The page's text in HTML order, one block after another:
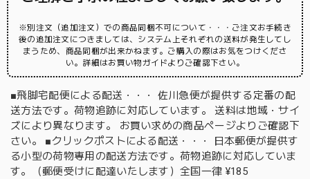
※別注文（追加注文）での商品同梱不可について・・・ご注文お手続き
後の追加注文につきましては、システム上それぞれの送料が発生してし
まうため、商品同梱が出来かねます。ご購入の際はお気をつけくださ
い。詳細はお買い物ガイドよりご確認下さい。
■飛脚宅配便による配送・・・ 佐川急便が提供する定番の配
送方法です。荷物追跡に対応しています。 送料は地域・サイ
ズにより異なります。 お買い求めの商品ページよりご確認下
さい。 ■クリックポストによる配送・・・ 日本郵便が提供す
る小型の荷物専用の配送方法です。荷物追跡に対応していま
す。（郵便受けに配達いたします）全国一律 ¥185